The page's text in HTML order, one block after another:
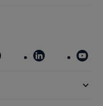
instagram linkedin
expand_more